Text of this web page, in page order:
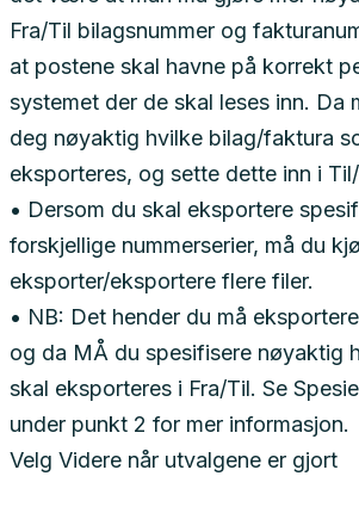
Fra/Til bilagsnummer og
at postene skal havne på korrekt
systemet der de skal leses inn. Da
deg nøyaktig hvilke bilag/faktura
eksporteres, og sette dette inn i
• Dersom du skal eksportere
forskjellige nummerserier, må du
eksporter/eksportere flere filer.
• NB: Det hender du må
og da MÅ du spesifisere nøyaktig
skal eksporteres i Fra/Til. Se
under punkt 2 for mer informasjon.
Velg Videre når utvalgene er gjort